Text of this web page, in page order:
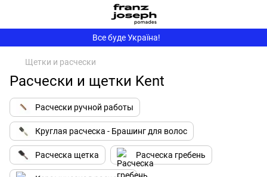
Все буде Україна!
Щетки и расчески
Расчески и щетки Kent
Расчески ручной работы
Круглая расческа - Брашинг для волос
Расческа щетка Расческа гребень